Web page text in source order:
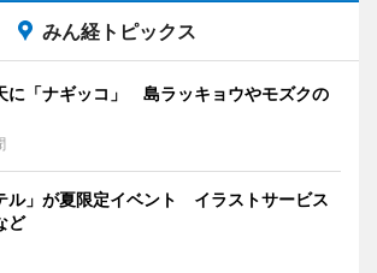
みん経トピックス
に「ナギッコ」 島ラッキョウやモズクの
ル」が夏限定イベント イラストサービス
ど